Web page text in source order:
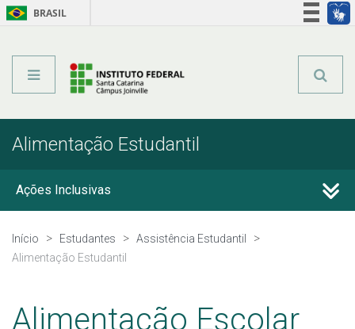
BRASIL
Alimentação Estudantil
Ações Inclusivas
IVS
PAEVS
Início Estudantes
Assistência Estudantil
Alimentação Estudantil
Alimentação Escolar